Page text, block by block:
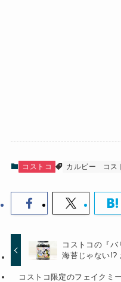
コストコ カルビー コス
コストコの『
海苔じゃない!?
コストコ限定のフェイクミ